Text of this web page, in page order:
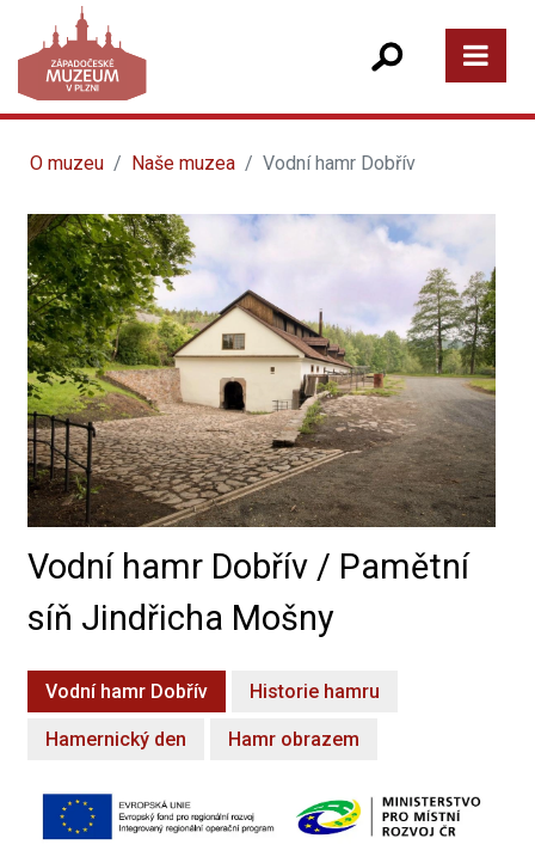
O muzeu Naše muzea Vodní hamr Dobřív
Vodní hamr Dobřív / Pamětní
síň Jindřicha Mošny
Vodní hamr Dobřív Historie hamru
Hamernický den Hamr obrazem